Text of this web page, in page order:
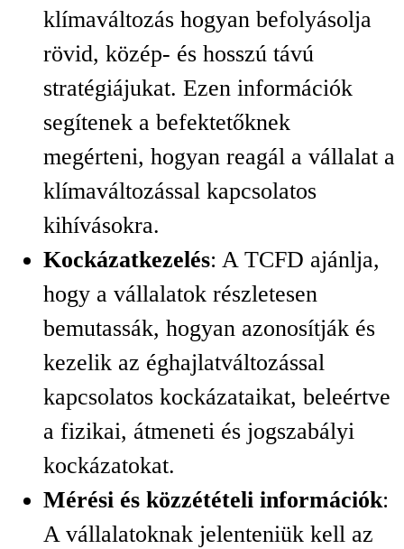
klímaváltozás hogyan befolyásolja
rövid, közép- és hosszú távú
stratégiájukat. Ezen információk
segítenek a befektetőknek
megérteni, hogyan reagál a vállalat a
klímaváltozással kapcsolatos
kihívásokra.
Kockázatkezelés: A TCFD ajánlja,
hogy a vállalatok részletesen
bemutassák, hogyan azonosítják és
kezelik az éghajlatváltozással
kapcsolatos kockázataikat, beleértve
a fizikai, átmeneti és jogszabályi
kockázatokat.
Mérési és közzétételi információk:
A vállalatoknak jelenteniük kell az